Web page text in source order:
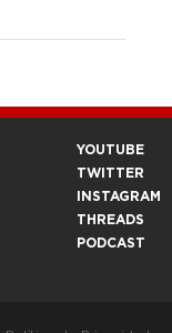
YOUTUBE
TWITTER
INSTAGRAM
THREADS
PODCAST